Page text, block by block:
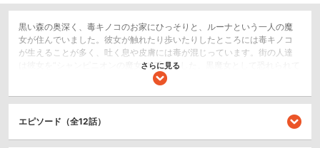
黒い森の奥深く、毒キノコのお家にひっそりと、ルーナという一人の魔
女が住んでいました。彼女が触れたり歩いたりしたところには毒キノコ
が生えることが多く、吐く息や皮膚には毒が混じっています。街の人達
は彼女を“シャンピニオンの魔女”と呼びました。黒魔女として恐れられて
いる彼女に、近づく者は誰一人いません。ルーナは今日も薬を売るため
みな口をそろえて感謝の言葉を述べます。しかし、みな誰が薬を作って
いるか知りません。それでもルーナは、今日も薬を作り続けます。そん
なある日のこと。人の温もりを知らない孤独なルーナに、夢のような出
会いが訪れて……。恋と冒険と感動の魔法ファンタジーが、いま幕を開け
さらに見る
エピソード（全12話）